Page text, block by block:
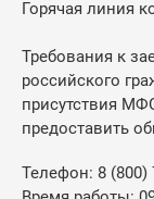
Горячая линия
Требования к
российского
присутствия
предоставить
Телефон: 8 (800)